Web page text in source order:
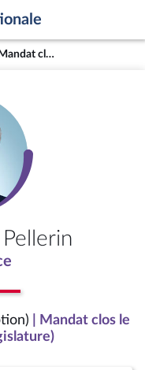
M. Emmanuel Pellerin - Mandat clos - Hauts-de-Seine (9e circonscription)
| Mandat clos le